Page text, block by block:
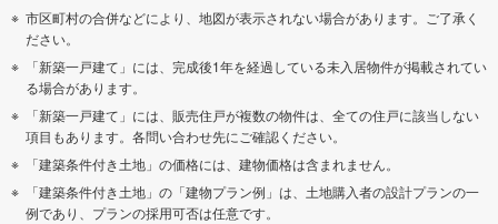
市区町村の合併などにより、地図が表示されない場合があります。ご了承く
ださい。
「新築一戸建て」には、完成後1年を経過している未入居物件が掲載されてい
る場合があります。
「新築一戸建て」には、販売住戸が複数の物件は、全ての住戸に該当しない
項目もあります。各問い合わせ先にご確認ください。
「建築条件付き土地」の価格には、建物価格は含まれません。
「建築条件付き土地」の「建物プラン例」は、土地購入者の設計プランの一
例であり、プランの採用可否は任意です。